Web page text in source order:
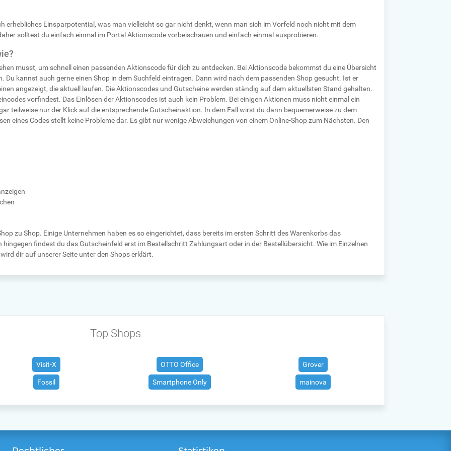
erhebliches Einsparpotential, was man vielleicht so gar nicht denkt, wenn man sich im Vorfeld noch nicht mit dem
solltest du einfach einmal im Portal Aktionscode vorbeischauen und einfach einmal ausprobieren.
musst, um schnell einen passenden Aktionscode für dich zu entdecken. Bei Aktionscode bekommst du eine Übersicht
Du kannst auch gerne einen Shop in dem Suchfeld eintragen. Dann wird nach dem passenden Shop gesucht. Ist er
angezeigt, die aktuell laufen. Die Aktionscodes und Gutscheine werden ständig auf dem aktuellsten Stand gehalten.
vorfindest. Das Einlösen der Aktionscodes ist auch kein Problem. Bei einigen Aktionen muss nicht einmal ein
teilweise nur der Klick auf die entsprechende Gutscheinaktion. In dem Fall wirst du dann bequemerweise zu dem
eines Codes stellt keine Probleme dar. Es gibt nur wenige Abweichungen von einem Online-Shop zum Nächsten. Den
zu Shop. Einige Unternehmen haben es so eingerichtet, dass bereits im ersten Schritt des Warenkorbs das
findest du das Gutscheinfeld erst im Bestellschritt Zahlungsart oder in der Bestellübersicht. Wie im Einzelnen
dir auf unserer Seite unter den Shops erklärt.
Top Shops
Visit-X
Fossil
OTTO Office
Smartphone Only
Grover
mainova